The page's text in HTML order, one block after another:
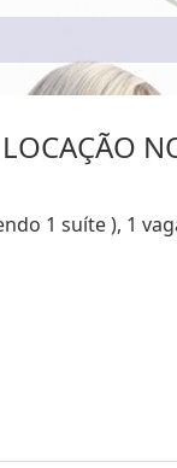
1 suíte ), 1